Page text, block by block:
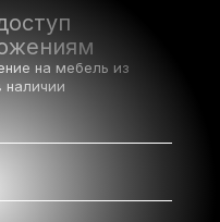
на мебель из
наличии